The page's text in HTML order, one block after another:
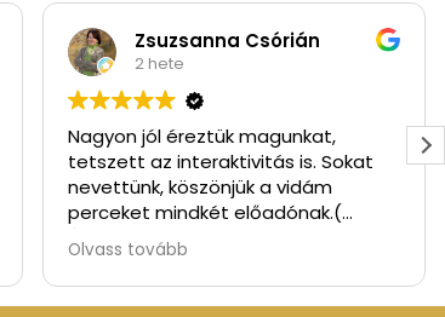
Zsuzsanna Csórián
2 hete
Nagyon jól éreztük magunkat,
tetszett az interaktivitás is. Sokat
nevettünk, köszönjük a vidám
perceket mindkét előadónak.(
Ágyban párban című előadás.).
Hevér Gábor és Parti Nóra
fantasztikus páros.
Olvass tovább